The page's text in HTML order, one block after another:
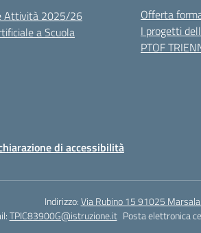
Attività 2025/26
a Scuola
Offerta
I progetti
PTOF
di accessibilità
Indirizzo:Via Rubino 15 91025 Marsala
TPIC83900G@istruzione.it Posta elettronica